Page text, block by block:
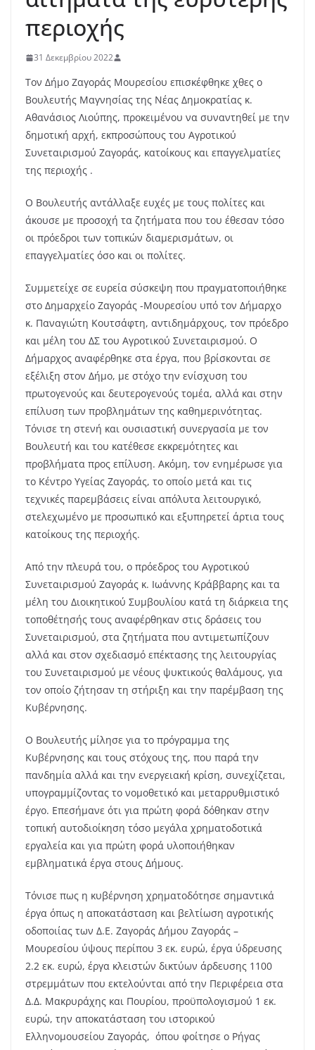
περιοχής
31 Δεκεμβρίου 2022
Τον Δήμο Ζαγοράς Μουρεσίου επισκέφθηκε χθες ο
Βουλευτής Μαγνησίας της Νέας Δημοκρατίας κ.
Αθανάσιος Λιούπης, προκειμένου να συναντηθεί με την
δημοτική αρχή, εκπροσώπους του Αγροτικού
Συνεταιρισμού Ζαγοράς, κατοίκους και επαγγελματίες
της περιοχής .
Ο Βουλευτής αντάλλαξε ευχές με τους πολίτες και
άκουσε με προσοχή τα ζητήματα που του έθεσαν τόσο
οι πρόεδροι των τοπικών διαμερισμάτων, οι
επαγγελματίες όσο και οι πολίτες.
Συμμετείχε σε ευρεία σύσκεψη που πραγματοποιήθηκε
στο Δημαρχείο Ζαγοράς -Μουρεσίου υπό τον Δήμαρχο
κ. Παναγιώτη Κουτσάφτη, αντιδημάρχους, τον πρόεδρο
και μέλη του ΔΣ του Αγροτικού Συνεταιρισμού. Ο
Δήμαρχος αναφέρθηκε στα έργα, που βρίσκονται σε
εξέλιξη στον Δήμο, με στόχο την ενίσχυση του
πρωτογενούς και δευτερογενούς τομέα, αλλά και στην
επίλυση των προβλημάτων της καθημερινότητας.
Τόνισε τη στενή και ουσιαστική συνεργασία με τον
Βουλευτή και του κατέθεσε εκκρεμότητες και
προβλήματα προς επίλυση. Ακόμη, τον ενημέρωσε για
το Κέντρο Υγείας Ζαγοράς, το οποίο μετά και τις
τεχνικές παρεμβάσεις είναι απόλυτα λειτουργικό,
στελεχωμένο με προσωπικό και εξυπηρετεί άρτια τους
κατοίκους της περιοχής.
Από την πλευρά του, ο πρόεδρος του Αγροτικού
Συνεταιρισμού Ζαγοράς κ. Ιωάννης Κράββαρης και τα
μέλη του Διοικητικού Συμβουλίου κατά τη διάρκεια της
τοποθέτησής τους αναφέρθηκαν στις δράσεις του
Συνεταιρισμού, στα ζητήματα που αντιμετωπίζουν
αλλά και στον σχεδιασμό επέκτασης της λειτουργίας
του Συνεταιρισμού με νέους ψυκτικούς θαλάμους, για
τον οποίο ζήτησαν τη στήριξη και την παρέμβαση της
Κυβέρνησης.
Ο Βουλευτής μίλησε για το πρόγραμμα της
Κυβέρνησης και τους στόχους της, που παρά την
πανδημία αλλά και την ενεργειακή κρίση, συνεχίζεται,
υπογραμμίζοντας το νομοθετικό και μεταρρυθμιστικό
έργο. Επεσήμανε ότι για πρώτη φορά δόθηκαν στην
τοπική αυτοδιοίκηση τόσο μεγάλα χρηματοδοτικά
εργαλεία και για πρώτη φορά υλοποιήθηκαν
εμβληματικά έργα στους Δήμους.
Τόνισε πως η κυβέρνηση χρηματοδότησε σημαντικά
έργα όπως η αποκατάσταση και βελτίωση αγροτικής
οδοποιίας των Δ.Ε. Ζαγοράς Δήμου Ζαγοράς –
Μουρεσίου ύψους περίπου 3 εκ. ευρώ, έργα ύδρευσης
2.2 εκ. ευρώ, έργα κλειστών δικτύων άρδευσης 1100
στρεμμάτων που εκτελούνται από την Περιφέρεια στα
Δ.Δ. Μακρυράχης και Πουρίου, προϋπολογισμού 1 εκ.
ευρώ, την αποκατάσταση του ιστορικού
Ελληνομουσείου Ζαγοράς, όπου φοίτησε ο Ρήγας